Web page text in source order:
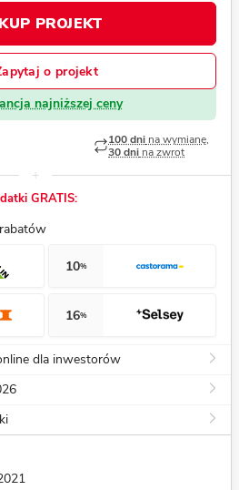
KUP PROJEKT
o projekt
najniższej ceny
100 dni na wymianę,
30 dni na zwrot
GRATIS:
10%
16%
dla inwestorów